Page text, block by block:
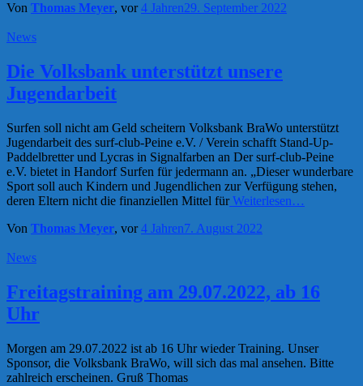
Von Thomas Meyer, vor4 Jahren29. September 2022
News
Die Volksbank unterstützt unsere
Jugendarbeit
Surfen soll nicht am Geld scheitern Volksbank BraWo unterstützt
Jugendarbeit des surf-club-Peine e.V. / Verein schafft Stand-Up-
Paddelbretter und Lycras in Signalfarben an Der surf-club-Peine
e.V. bietet in Handorf Surfen für jedermann an. „Dieser wunderbare
Sport soll auch Kindern und Jugendlichen zur Verfügung stehen,
deren Eltern nicht die finanziellen Mittel fürWeiterlesen…
Von Thomas Meyer, vor4 Jahren7. August 2022
News
Freitagstraining am 29.07.2022, ab 16
Uhr
Morgen am 29.07.2022 ist ab 16 Uhr wieder Training. Unser
Sponsor, die Volksbank BraWo, will sich das mal ansehen. Bitte
zahlreich erscheinen. Gruß Thomas